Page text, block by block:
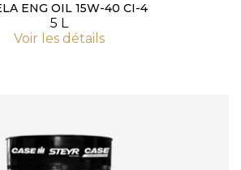
ENG OIL 15W-40 CI-4
5 L
Voir les détails